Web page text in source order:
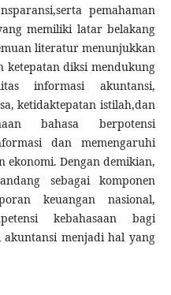
pemahaman
memiliki latar belakang
literatur menunjukkan
ketepatan diksi mendukung
informasi akuntansi,
ketidaktepatan istilah,dan
bahasa berpotensi
dan memengaruhi
ekonomi. Dengan demikian,
sebagai komponen
keuangan nasional,
kebahasaan bagi
menjadi hal yang